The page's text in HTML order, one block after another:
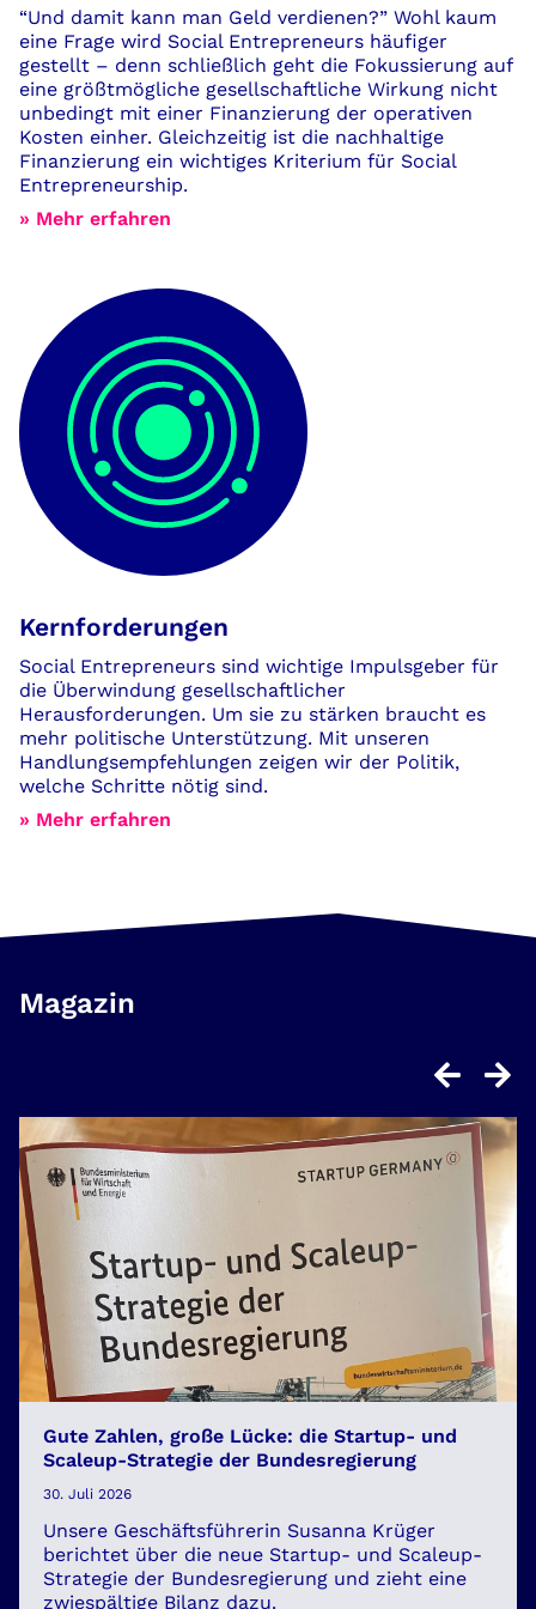
“Und damit kann man Geld verdienen?” Wohl kaum
eine Frage wird Social Entrepreneurs häufiger
gestellt – denn schließlich geht die Fokussierung auf
eine größtmögliche gesellschaftliche Wirkung nicht
unbedingt mit einer Finanzierung der operativen
Kosten einher. Gleichzeitig ist die nachhaltige
Finanzierung ein wichtiges Kriterium für Social
Entrepreneurship.
» Mehr erfahren
Kernforderungen
Social Entrepreneurs sind wichtige Impulsgeber für
die Überwindung gesellschaftlicher
Herausforderungen. Um sie zu stärken braucht es
mehr politische Unterstützung. Mit unseren
Handlungsempfehlungen zeigen wir der Politik,
welche Schritte nötig sind.
» Mehr erfahren
Magazin
Gute Zahlen, große Lücke: die Startup- und
Scaleup-Strategie der Bundesregierung
30. Juli 2026
Unsere Geschäftsführerin Susanna Krüger
berichtet über die neue Startup- und Scaleup-
Strategie der Bundesregierung und zieht eine
zwiespältige Bilanz dazu.